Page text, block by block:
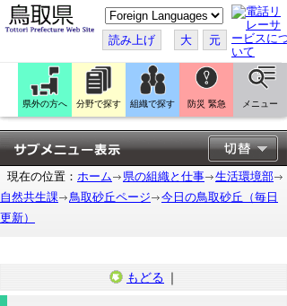
こ
の
ペ
ー
ジ
翻
訳
す
る
読み上げ 大 元
県外の方へ 分野で探す 組織で探す 防災 緊急 メニュー
現在の位置： ホーム 県の組織と仕事
生活環境部
自然共生課
鳥取砂丘ページ
今日の鳥取砂丘（毎日
更新）
もどる ｜